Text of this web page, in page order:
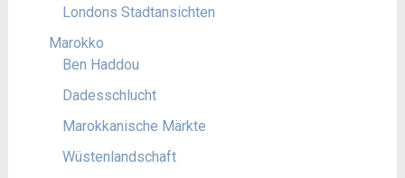
Londons Stadtansichten
Marokko
Ben Haddou
Dadesschlucht
Marokkanische Märkte
Wüstenlandschaft